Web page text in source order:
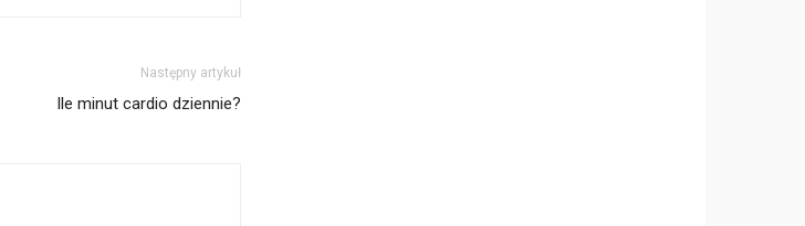
Następny artykuł
Ile minut cardio dziennie?